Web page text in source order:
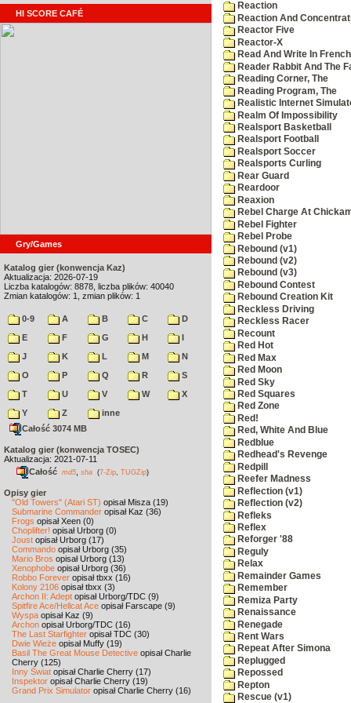
HI SCORE CAFÉ
Gry/Games
Katalog gier (konwencja Kaz)
Aktualizacja: 2026-07-19
Liczba katalogów: 8878, liczba plików: 40040
Zmian katalogów: 1, zmian plików: 1
0-9 A B C
D
E
F G H
I
J
K L M
N
O
P Q R
S
T
U V W
X
Y
Z
inne
Całość 3074 MB
Katalog gier (konwencja TOSEC)
Aktualizacja: 2021-07-11
Całość md5 sha (7-Zip TUGZip)
Opisy gier
"Old Towers" (Atari ST) opisał Misza (19)
Submarine Commander opisał Kaz (36)
Frogs opisał Xeen (0)
Choplifter! opisał Urborg (0)
Joust opisał Urborg (17)
Commando opisał Urborg (35)
Mario Bros opisał Urborg (13)
Xenophobe opisał Urborg (36)
Robbo Forever opisał tbxx (16)
Kolony 2106 opisał tbxx (3)
Archon II: Adept opisał Urborg/TDC (9)
Spitfire Ace/Hellcat Ace opisał Farscape (9)
Wyspa opisał Kaz (9)
Archon opisał Urborg/TDC (16)
The Last Starfighter opisał TDC (30)
Dwie Wieże opisał Muffy (19)
Basil The Great Mouse Detective opisał Charlie
Cherry (125)
Inny Świat opisał Charlie Cherry (17)
Inspektor opisał Charlie Cherry (19)
Grand Prix Simulator opisał Charlie Cherry (16)
Reaction
Reaction And
Reactor Five
Reactor-X
Read And Write In
Reader Rabbit And The
Reading Corner, The
Reading Program, The
Realistic Internet
Realm Of Impossibility
Realsport Basketball
Realsport Football
Realsport Soccer
Realsports Curling
Rear Guard
Reardoor
Reaxion
Rebel Charge At
Rebel Fighter
Rebel Probe
Rebound (v1)
Rebound (v2)
Rebound (v3)
Rebound Contest
Rebound Creation Kit
Reckless Driving
Reckless Racer
Recount
Red Hot
Red Max
Red Moon
Red Sky
Red Squares
Red Zone
Red!
Red, White And Blue
Redblue
Redhead's Revenge
Redpill
Reefer Madness
Reflection (v1)
Reflection (v2)
Refleks
Reflex
Reforger '88
Reguly
Relax
Remainder Games
Remember
Remiza Party
Renaissance
Renegade
Rent Wars
Repeat After Simona
Replugged
Repossed
Repton
Rescue (v1)